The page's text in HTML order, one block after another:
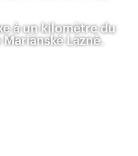
à un kilomètre du
Lázně.